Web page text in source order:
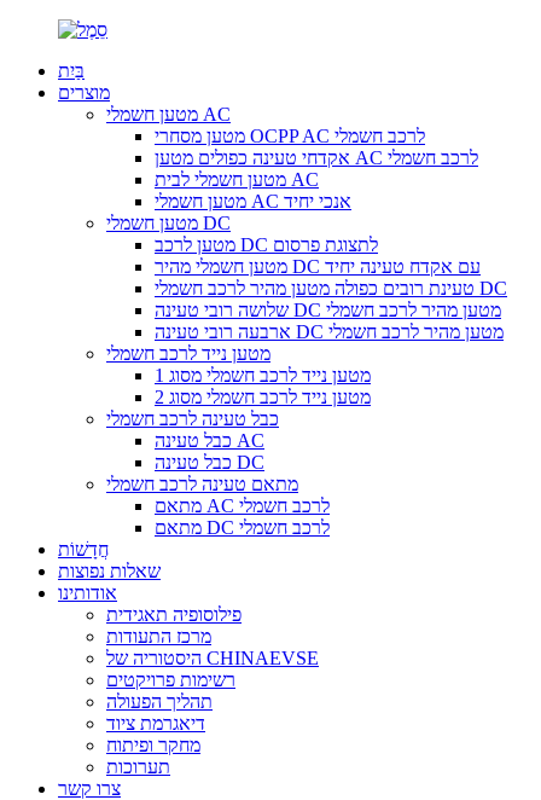
בַּיִת
מוצרים
מטען חשמלי AC
מטען מסחרי OCPP AC לרכב חשמלי
אקדחי טעינה כפולים מטען AC לרכב חשמלי
מטען חשמלי לבית AC
מטען חשמלי AC אנכי יחיד
מטען חשמלי DC
מטען לרכב DC לתצוגת פרסום
מטען חשמלי מהיר DC עם אקדח טעינה יחיד
טעינת רובים כפולה מטען מהיר לרכב חשמלי DC
שלושה רובי טעינה DC מטען מהיר לרכב חשמלי
ארבעה רובי טעינה DC מטען מהיר לרכב חשמלי
מטען נייד לרכב חשמלי
מטען נייד לרכב חשמלי מסוג 1
מטען נייד לרכב חשמלי מסוג 2
כבל טעינה לרכב חשמלי
כבל טעינה AC
כבל טעינה DC
מתאם טעינה לרכב חשמלי
מתאם AC לרכב חשמלי
מתאם DC לרכב חשמלי
חֲדָשׁוֹת
שאלות נפוצות
אודותינו
פילוסופיה תאגידית
מרכז התעודות
היסטוריה של CHINAEVSE
רשימות פרויקטים
תהליך הפעולה
דיאגרמת ציוד
מחקר ופיתוח
תערוכות
צרו קשר